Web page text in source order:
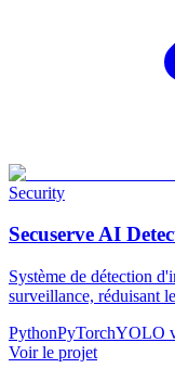
Security
Secuserve AI
Système de détection
surveillance, réduisant
PythonPyTorchYOLO
Voir le projet